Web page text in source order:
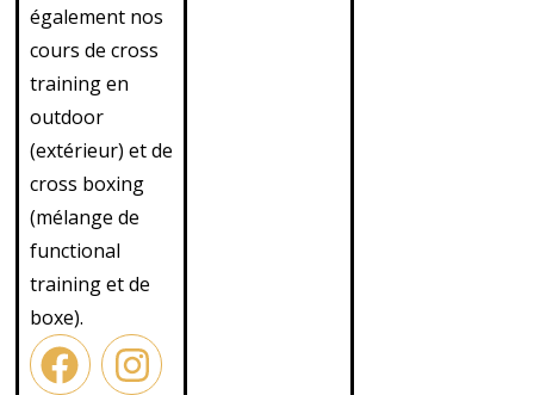
également nos
cours de cross
training en
outdoor
(extérieur) et de
cross boxing
(mélange de
functional
training et de
boxe).